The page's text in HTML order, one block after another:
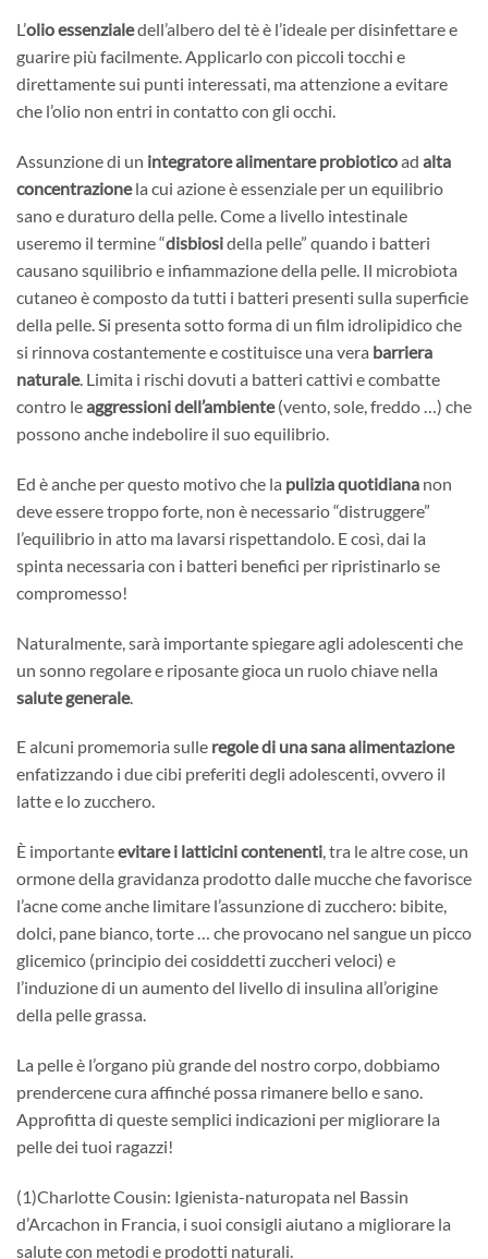
L’olio essenzialedell’albero del tè è l’ideale per disinfettare e
guarire più facilmente. Applicarlo con piccoli tocchi e
direttamente sui punti interessati, ma attenzione a evitare
che l’olio non entri in contatto con gli occhi.
Assunzione di un integratore alimentare probioticoad alta
concentrazionela cui azione è essenziale per un equilibrio
sano e duraturo della pelle. Come a livello intestinale
useremo il termine “disbiosidella pelle” quando i batteri
causano squilibrio e infiammazione della pelle. Il microbiota
cutaneo è composto da tutti i batteri presenti sulla superficie
della pelle. Si presenta sotto forma di un film idrolipidico che
si rinnova costantemente e costituisce una vera barriera
naturale. Limita i rischi dovuti a batteri cattivi e combatte
contro leaggressioni dell’ambiente(vento, sole, freddo …) che
possono anche indebolire il suo equilibrio.
Ed è anche per questo motivo che la pulizia quotidiana non
deve essere troppo forte, non è necessario “distruggere”
l’equilibrio in atto ma lavarsi rispettandolo. E così, dai la
spinta necessaria con i batteri benefici per ripristinarlo se
compromesso!
Naturalmente, sarà importante spiegare agli adolescenti che
un sonno regolare e riposante gioca un ruolo chiave nella
salute generale.
E alcuni promemoria sulle regole di una sana alimentazione
enfatizzando i due cibi preferiti degli adolescenti, ovvero il
latte e lo zucchero.
È importanteevitare i latticini contenenti, tra le altre cose, un
ormone della gravidanza prodotto dalle mucche che favorisce
l’acne come anche limitare l’assunzione di zucchero: bibite,
dolci, pane bianco, torte … che provocano nel sangue un picco
glicemico (principio dei cosiddetti zuccheri veloci) e
l’induzione di un aumento del livello di insulina all’origine
della pelle grassa.
La pelle è l’organo più grande del nostro corpo, dobbiamo
prendercene cura affinché possa rimanere bello e sano.
Approfitta di queste semplici indicazioni per migliorare la
pelle dei tuoi ragazzi!
(1)Charlotte Cousin: Igienista-naturopata nel Bassin
d’Arcachon in Francia, i suoi consigli aiutano a migliorare la
salute con metodi e prodotti naturali.